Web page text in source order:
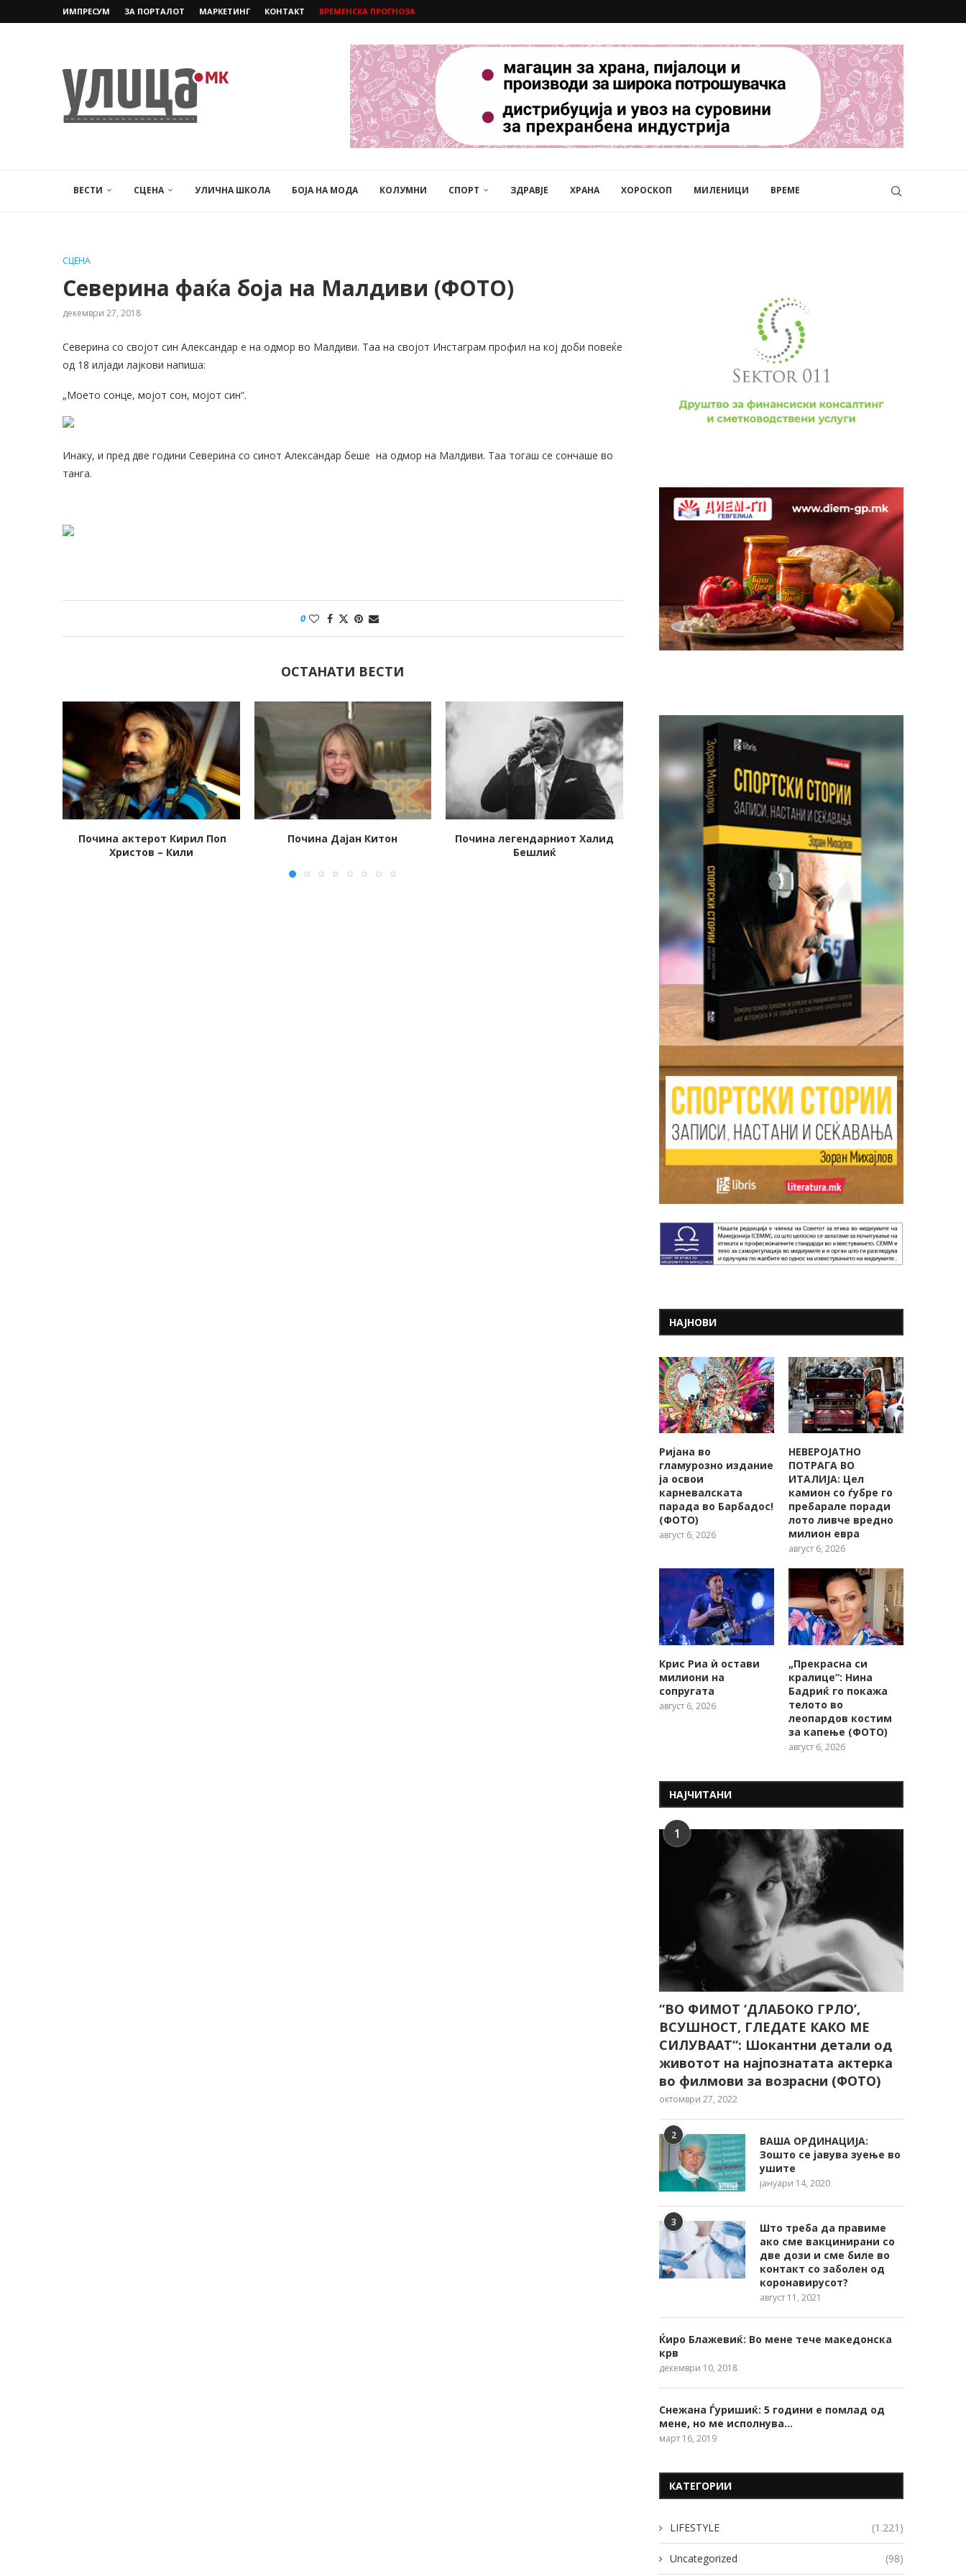
ИМПРЕСУМ ЗА ПОРТАЛОТ МАРКЕТИНГ КОНТАКТ ВРЕМЕНСКА ПРОГНОЗА
ВЕСТИ СЦЕНА УЛИЧНА ШКОЛА БОЈА НА МОДА КОЛУМНИ СПОРТ ЗДРАВЈЕ ХРАНА ХОРОСКОП МИЛЕНИЦИ ВРЕМЕ
СЦЕНА
Северина фаќа боја на Малдиви (ФОТО)
декември 27, 2018
Северина со својот син Александар е на одмор во Малдиви. Таа на својот Инстаграм профил на кој доби повеќе
од 18 илјади лајкови напиша:
„Моето сонце, мојот сон, мојот син“.
Инаку, и пред две години Северина со синот Александар беше на одмор на Малдиви. Таа тогаш се сончаше во
танга.
0
ОСТАНАТИ ВЕСТИ
Почина Дајан Китон
Почина легендарниот Халид
Почина филмската икона од
60-тите, Клаудија Кардинале
Почина холивудската икона
Роберт Редфорд
Почина модниот
НАЈНОВИ
Ријана во
гламурозно издание
ја освои
карневалската
парада во Барбадос!
(ФОТО)
август 6, 2026
НЕВЕРОЈАТНО
ПОТРАГА ВО
ИТАЛИЈА: Цел
камион со ѓубре го
пребарале поради
лото ливче вредно
милион евра
август 6, 2026
Крис Риа ѝ остави
милиони на
сопругата
август 6, 2026
„Прекрасна си
кралице“: Нина
Бадриќ го покажа
телото во
леопардов костим
за капење (ФОТО)
август 6, 2026
НАЈЧИТАНИ
1
“ВО ФИМОТ ‘ДЛАБОКО ГРЛО’,
ВСУШНОСТ, ГЛЕДАТЕ КАКО МЕ
СИЛУВААТ“: Шокантни детали од
животот на најпознатата актерка
во филмови за возрасни (ФОТО)
октомври 27, 2022
2
ВАША ОРДИНАЦИЈА:
Зошто се јавува зуење во
ушите
јануари 14, 2020
3
Што треба да правиме
ако сме вакцинирани со
две дози и сме биле во
контакт со заболен од
коронавирусот?
август 11, 2021
Ќиро Блажевиќ: Во мене тече македонска
крв
декември 10, 2018
Снежана Ѓуришиќ: 5 години е помлад од
мене, но ме исполнува…
март 16, 2019
КАТЕГОРИИ
LIFESTYLE (1.221)
Uncategorized (98)